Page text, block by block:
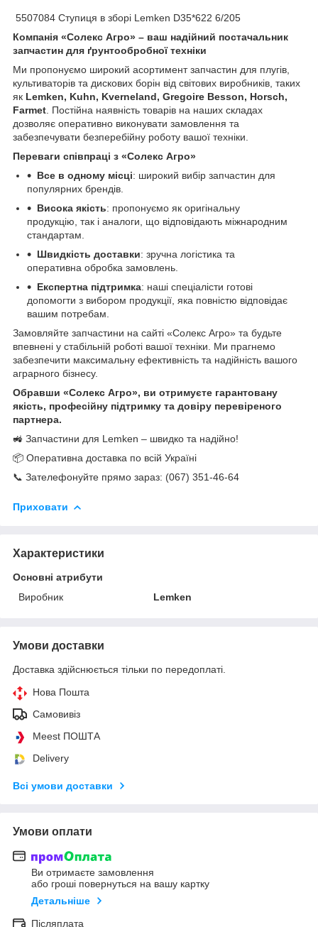
5507084 Ступиця в зборі Lemken D35*622 6/205
Компанія «Солекс Агро» – ваш надійний постачальник
запчастин для ґрунтообробної техніки
Ми пропонуємо широкий асортимент запчастин для плугів,
культиваторів та дискових борін від світових виробників, таких
як Lemken, Kuhn, Kverneland, Gregoire Besson, Horsch,
Farmet . Постійна наявність товарів на наших складах
дозволяє оперативно виконувати замовлення та
забезпечувати безперебійну роботу вашої техніки.
Переваги співпраці з «Солекс Агро»
Все в одному місці: широкий вибір запчастин для
популярних брендів.
Висока якість: пропонуємо як оригінальну
продукцію, так і аналоги, що відповідають міжнародним
стандартам.
Швидкість доставки: зручна логістика та
оперативна обробка замовлень.
Експертна підтримка: наші спеціалісти готові
допомогти з вибором продукції, яка повністю відповідає
вашим потребам.
Замовляйте запчастини на сайті «Солекс Агро» та будьте
впевнені у стабільній роботі вашої техніки. Ми прагнемо
забезпечити максимальну ефективність та надійність вашого
аграрного бізнесу.
Обравши «Солекс Агро», ви отримуєте гарантовану
якість, професійну підтримку та довіру перевіреного
партнера.
🚜 Запчастини для Lemken – швидко та надійно!
📦 Оперативна доставка по всій Україні
📞 Зателефонуйте прямо зараз: (067) 351-46-64
Приховати
Характеристики
Основні атрибути
Виробник
Lemken
Умови доставки
Доставка здійснюється тільки по передоплаті.
Нова Пошта
Самовивіз
Meest ПОШТА
Delivery
Всі умови доставки
Умови оплати
Ви отримаєте замовлення
або гроші повернуться на вашу картку
Детальніше
Післяплата